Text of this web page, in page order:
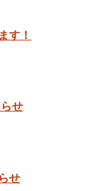
す！
せ
せ